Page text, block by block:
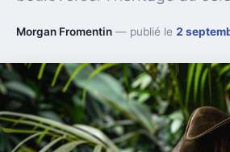
Morgan Fromentin — publié le 2